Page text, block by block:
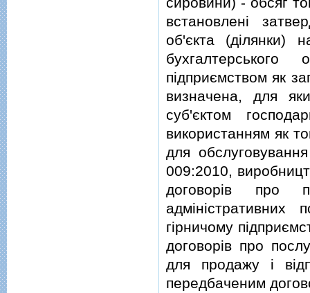
встановленi
об'єкта (дiлянки)
пiдприємством як
визначена, для
суб'єктом
використанням як
для
009:2010,
договорiв про
адмiнiстративних
гiрничому
договорiв про
для продажу i
передбаченим